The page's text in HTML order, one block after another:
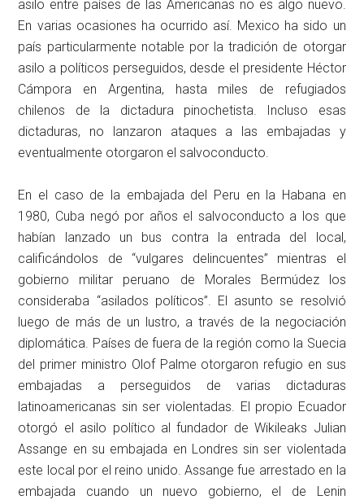
asilo entre países de las Americanas no es algo nuevo.
En varias ocasiones ha ocurrido así. Mexico ha sido un
país particularmente notable por la tradición de otorgar
asilo a políticos perseguidos, desde el presidente Héctor
Cámpora en Argentina, hasta miles de refugiados
chilenos de la dictadura pinochetista. Incluso esas
dictaduras, no lanzaron ataques a las embajadas y
eventualmente otorgaron el salvoconducto.
En el caso de la embajada del Peru en la Habana en
1980, Cuba negó por años el salvoconducto a los que
habían lanzado un bus contra la entrada del local,
calificándolos de “vulgares delincuentes” mientras el
gobierno militar peruano de Morales Bermúdez los
consideraba “asilados políticos”. El asunto se resolvió
luego de más de un lustro, a través de la negociación
diplomática. Países de fuera de la región como la Suecia
del primer ministro Olof Palme otorgaron refugio en sus
embajadas a perseguidos de varias dictaduras
latinoamericanas sin ser violentadas. El propio Ecuador
otorgó el asilo político al fundador de Wikileaks Julian
Assange en su embajada en Londres sin ser violentada
este local por el reino unido. Assange fue arrestado en la
embajada cuando un nuevo gobierno, el de Lenin